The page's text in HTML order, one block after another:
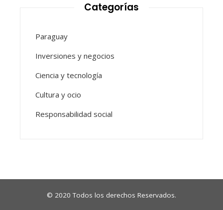
Categorías
Paraguay
Inversiones y negocios
Ciencia y tecnología
Cultura y ocio
Responsabilidad social
© 2020 Todos los derechos Reservados.